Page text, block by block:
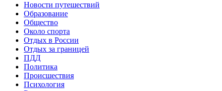
Новости путешествий
Образование
Общество
Около спорта
Отдых в России
Отдых за границей
ПДД
Политика
Происшествия
Психология